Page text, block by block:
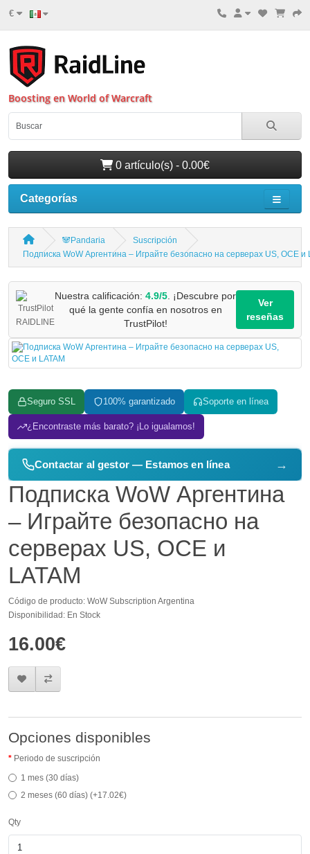
€
Boosting en World of Warcraft
0 artículo(s) - 0.00€
Categorías
🐼Pandaria
Suscripción
Подписка WoW Аргентина – Играйте безопасно на серверах US, OCE и
Nuestra calificación: 4.9/5. ¡Descubre por
qué la gente confía en nosotros en
TrustPilot!
Ver
reseñas
Seguro SSL 100% garantizado Soporte en línea
¿Encontraste más barato? ¡Lo igualamos!
Contactar al gestor — Estamos en línea →
Подписка WoW Аргентина
– Играйте безопасно на
серверах US, OCE и
LATAM
Código de producto: WoW Subscription Argentina
Disponibilidad: En Stock
16.00€
Opciones disponibles
Periodo de suscripción
1 mes (30 días)
2 meses (60 días) (+17.02€)
Qty